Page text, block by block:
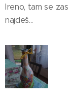
Ireno, tam se
najdeš...